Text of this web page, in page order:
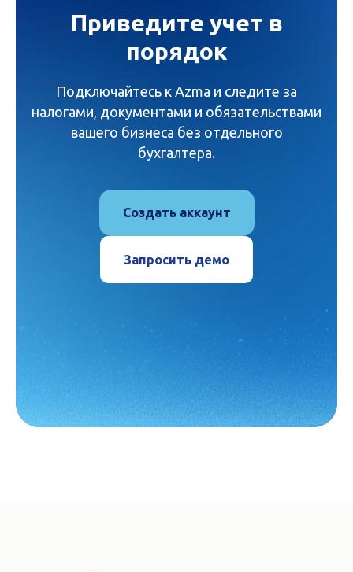
Приведите учет в
порядок
Подключайтесь к Azma и следите за
налогами, документами и обязательствами
вашего бизнеса без отдельного
бухгалтера.
Создать аккаунт
Запросить демо